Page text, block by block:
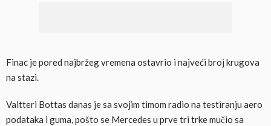
Finac je pored najbržeg vremena ostavrio i najveći broj krugova
na stazi.
Valtteri Bottas danas je sa svojim timom radio na testiranju aero
podataka i guma, pošto se Mercedes u prve tri trke mučio sa